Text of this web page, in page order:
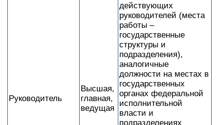
Руководитель
Высшая,
главная,
ведущая
действующих
руководителей (места
работы –
государственные
структуры и
подразделения),
аналогичные
должности на местах в
государственных
органах федеральной
исполнительной
власти и
подразделениях